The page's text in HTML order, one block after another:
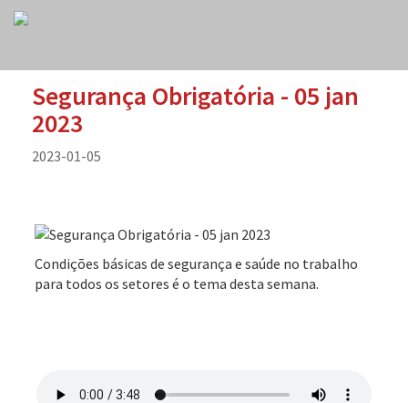
Segurança Obrigatória - 05 jan
2023
2023-01-05
Condições básicas de segurança e saúde no trabalho
para todos os setores é o tema desta semana.